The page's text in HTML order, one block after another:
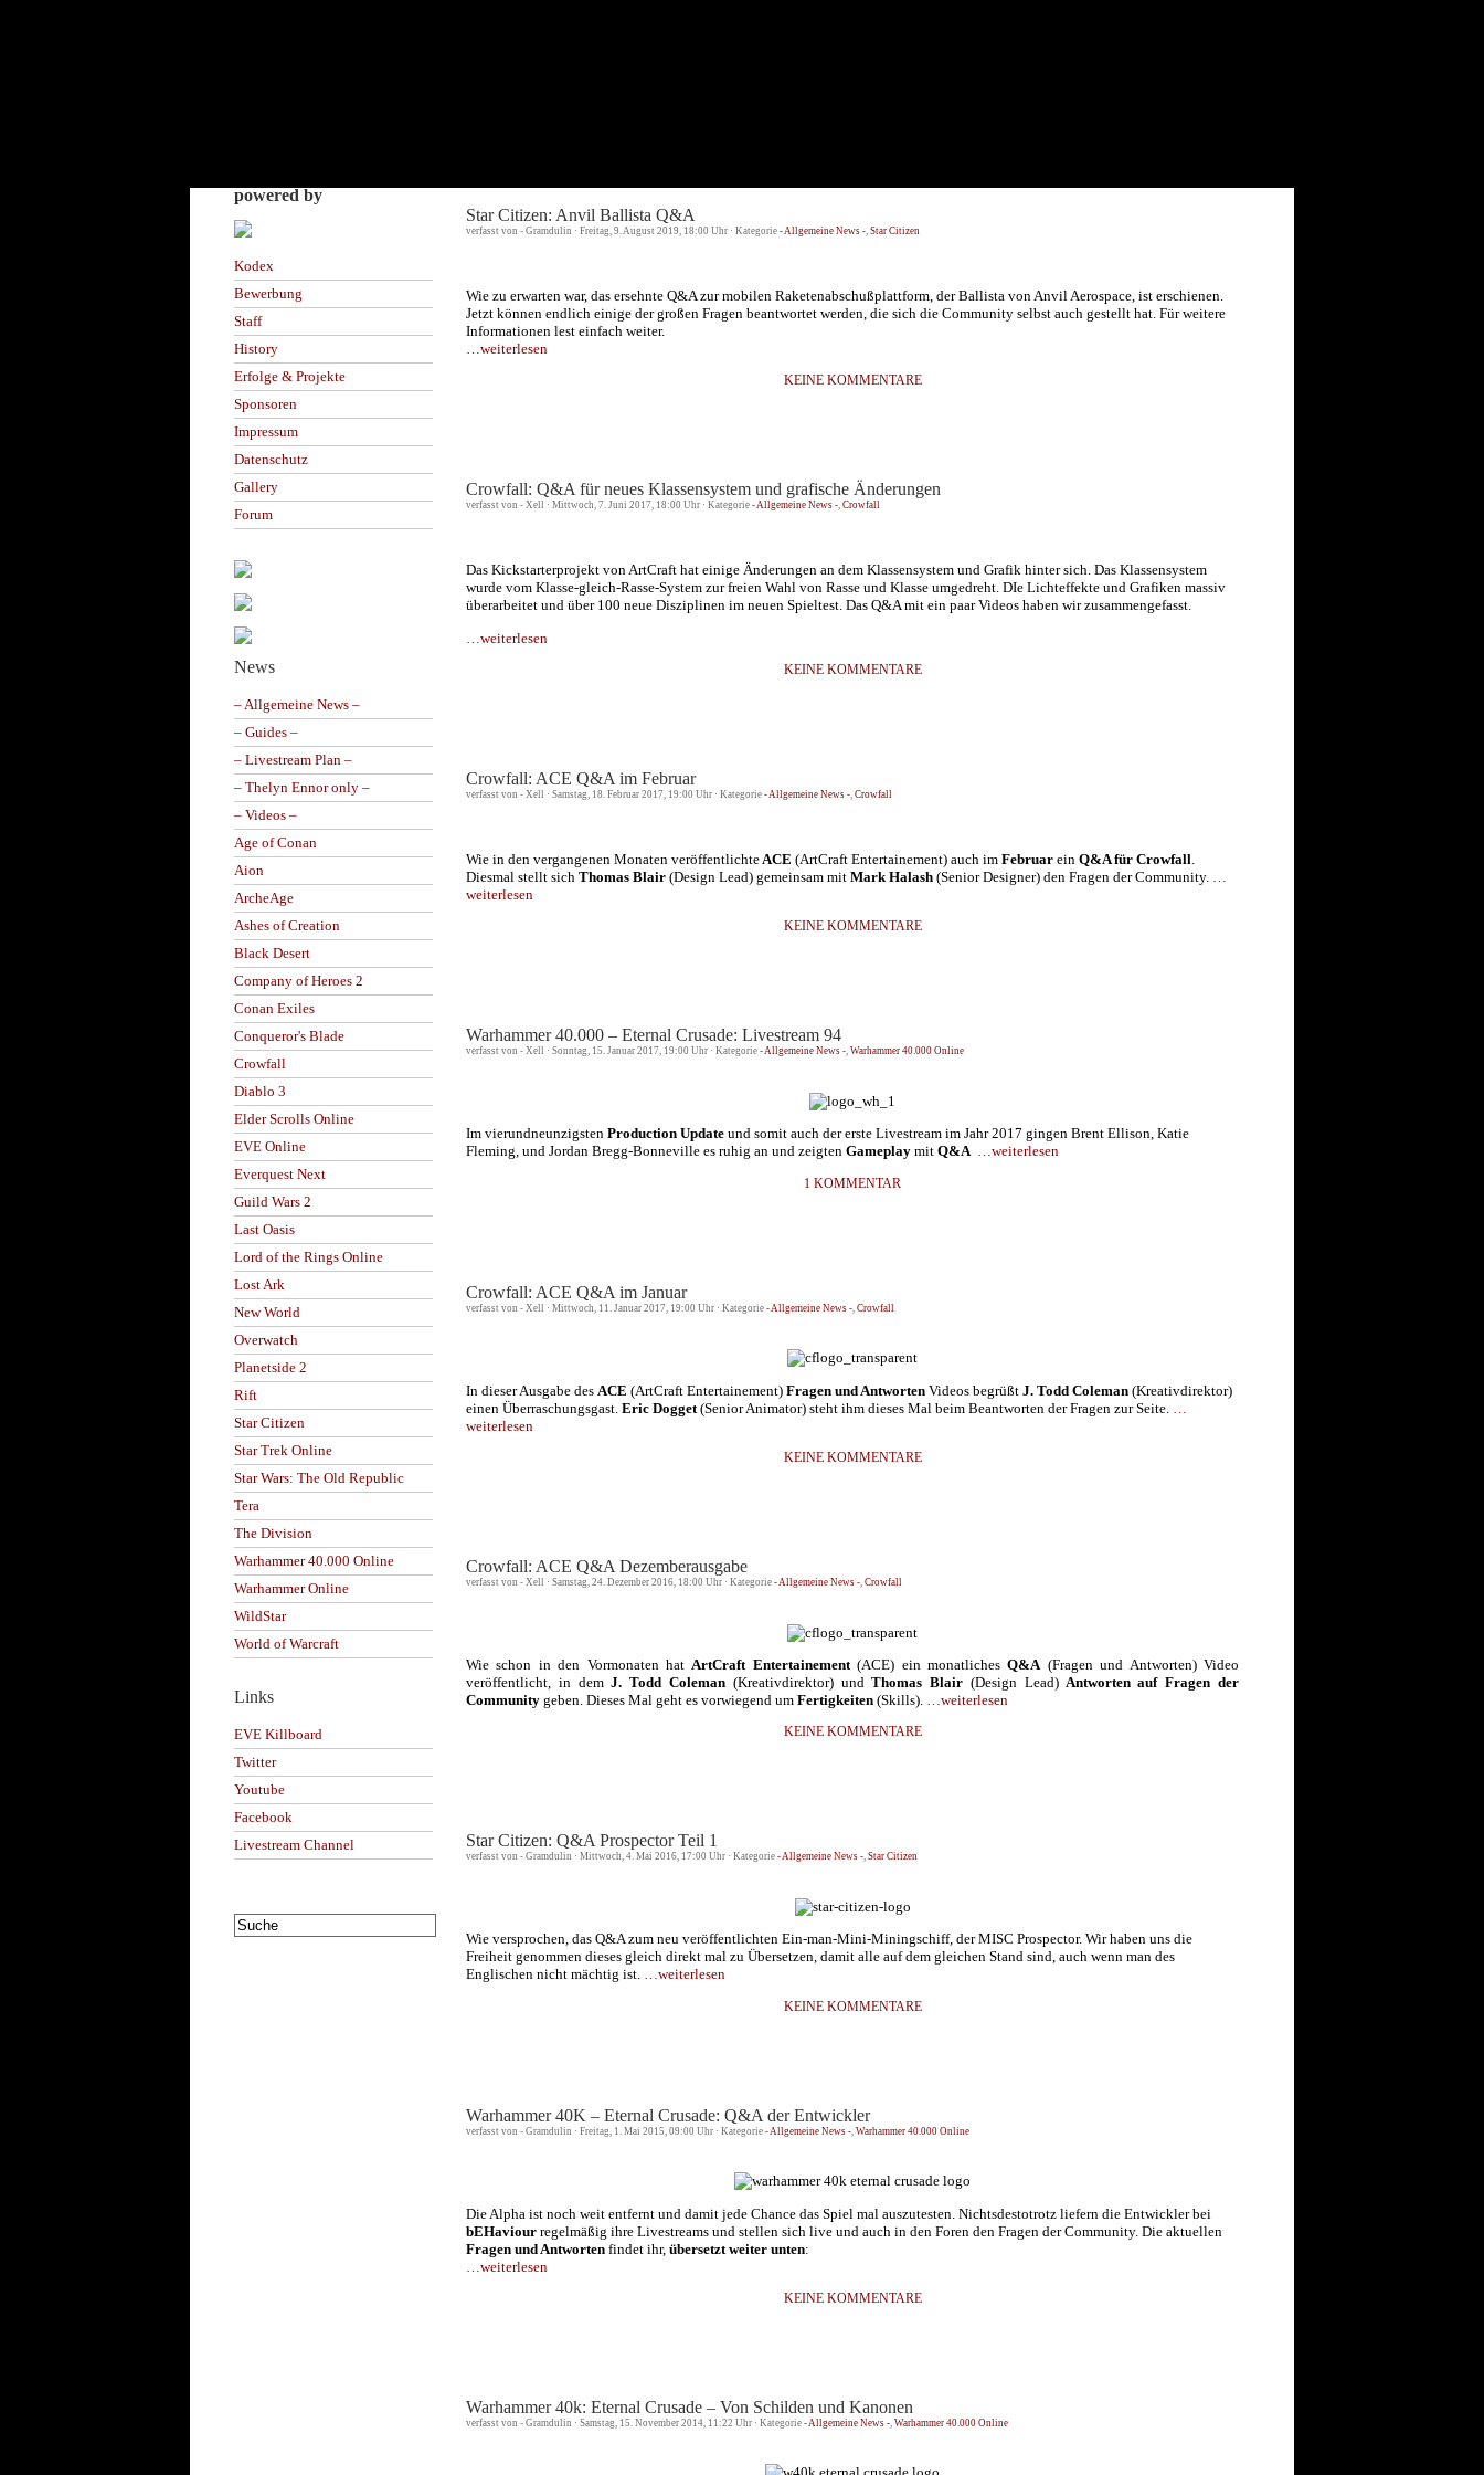
powered by
Kodex
Bewerbung
Staff
History
Erfolge & Projekte
Sponsoren
Impressum
Datenschutz
Gallery
Forum
News
– Allgemeine News –
– Guides –
– Livestream Plan –
– Thelyn Ennor only –
– Videos –
Age of Conan
Aion
ArcheAge
Ashes of Creation
Black Desert
Company of Heroes 2
Conan Exiles
Conqueror's Blade
Crowfall
Diablo 3
Elder Scrolls Online
EVE Online
Everquest Next
Guild Wars 2
Last Oasis
Lord of the Rings Online
Lost Ark
New World
Overwatch
Planetside 2
Rift
Star Citizen
Star Trek Online
Star Wars: The Old Republic
Tera
The Division
Warhammer 40.000 Online
Warhammer Online
WildStar
World of Warcraft
Links
EVE Killboard
Twitter
Youtube
Facebook
Livestream Channel
Star Citizen: Anvil Ballista Q&A
verfasst von - Gramdulin · Freitag, 9. August 2019, 18:00 Uhr · Kategorie - Allgemeine News -, Star Citizen
Wie zu erwarten war, das ersehnte Q&A zur mobilen Raketenabschußplattform, der Ballista von Anvil Aerospace, ist erschienen.
Jetzt können endlich einige der großen Fragen beantwortet werden, die sich die Community selbst auch gestellt hat. Für weitere
Informationen lest einfach weiter.
…weiterlesen
KEINE KOMMENTARE
Crowfall: Q&A für neues Klassensystem und grafische Änderungen
verfasst von - Xell · Mittwoch, 7. Juni 2017, 18:00 Uhr · Kategorie - Allgemeine News -, Crowfall
Das Kickstarterprojekt von ArtCraft hat einige Änderungen an dem Klassensystem und Grafik hinter sich. Das Klassensystem
wurde vom Klasse-gleich-Rasse-System zur freien Wahl von Rasse und Klasse umgedreht. DIe Lichteffekte und Grafiken massiv
überarbeitet und über 100 neue Disziplinen im neuen Spieltest. Das Q&A mit ein paar Videos haben wir zusammengefasst.
…weiterlesen
KEINE KOMMENTARE
Crowfall: ACE Q&A im Februar
verfasst von - Xell · Samstag, 18. Februar 2017, 19:00 Uhr · Kategorie - Allgemeine News - Crowfall
Wie in den vergangenen Monaten veröffentlichte ACE (ArtCraft Entertainement) auch im Februar ein Q&A für Crowfall
Diesmal stellt sich Thomas Blair (Design Lead) gemeinsam mit Mark Halash (Senior Designer) den Fragen der Community.
weiterlesen
KEINE KOMMENTARE
Warhammer 40.000 – Eternal Crusade: Livestream 94
verfasst von - Xell · Sonntag, 15. Januar 2017, 19:00 Uhr · Kategorie - Allgemeine News -, Warhammer 40.000 Online
Im vierundneunzigsten Production Update und somit auch der erste Livestream im Jahr 2017 gingen Brent Ellison, Katie
Fleming, und Jordan Bregg-Bonneville es ruhig an und zeigten Gameplay mit Q&A …weiterlesen
1 KOMMENTAR
Crowfall: ACE Q&A im Januar
verfasst von - Xell · Mittwoch, 11. Januar 2017, 19:00 Uhr · Kategorie - Allgemeine News - Crowfall
In dieser Ausgabe des ACE (ArtCraft Entertainement) Fragen und Antworten Videos begrüßt J. Todd Coleman (Kreativdirektor)
einen Überraschungsgast. Eric Dogget (Senior Animator) steht ihm dieses Mal beim Beantworten der Fragen zur Seite.
weiterlesen
KEINE KOMMENTARE
Crowfall: ACE Q&A Dezemberausgabe
verfasst von - Xell · Samstag, 24. Dezember 2016, 18:00 Uhr · Kategorie - Allgemeine News - Crowfall
Wie schon in den Vormonaten hat ArtCraft Entertainement(ACE) ein monatliches Q&A (Fragen und Antworten) Video
veröffentlicht, in demJ. Todd Coleman (Kreativdirektor) undThomas Blair (Design Lead)Antworten auf Fragen der
Community geben. Dieses Mal geht es vorwiegend um Fertigkeiten (Skills). …weiterlesen
KEINE KOMMENTARE
Star Citizen: Q&A Prospector Teil 1
verfasst von - Gramdulin · Mittwoch, 4. Mai 2016, 17:00 Uhr · Kategorie - Allgemeine News -, Star Citizen
Wie versprochen, das Q&A zum neu veröffentlichten Ein-man-Mini-Miningschiff, der MISC Prospector. Wir haben uns die
Freiheit genommen dieses gleich direkt mal zu Übersetzen, damit alle auf dem gleichen Stand sind, auch wenn man des
Englischen nicht mächtig ist. …weiterlesen
KEINE KOMMENTARE
Warhammer 40K – Eternal Crusade: Q&A der Entwickler
verfasst von - Gramdulin · Freitag, 1. Mai 2015, 09:00 Uhr · Kategorie - Allgemeine News - Warhammer 40.000 Online
Die Alpha ist noch weit entfernt und damit jede Chance das Spiel mal auszutesten. Nichts­des­to­trotz liefern die Entwickler bei
bEHaviour regelmäßig ihre Livestreams und stellen sich live und auch in den Foren den Fragen der Community. Die aktuellen
Fragen und Antworten findet ihr, übersetzt weiter unten:
…weiterlesen
KEINE KOMMENTARE
Warhammer 40k: Eternal Crusade – Von Schilden und Kanonen
verfasst von - Gramdulin · Samstag, 15. November 2014, 11:22 Uhr · Kategorie - Allgemeine News - Warhammer 40.000 Online